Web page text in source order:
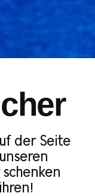
der Seite